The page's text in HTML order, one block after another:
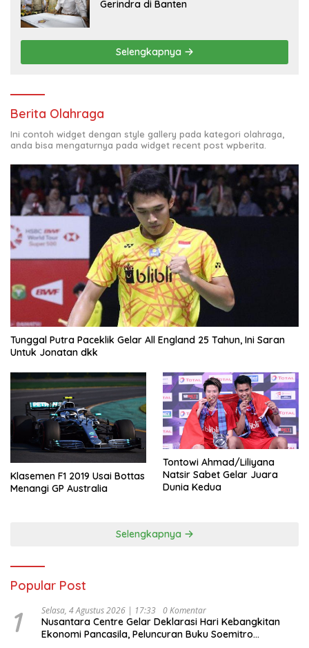
Gerindra di Banten
Selengkapnya
Berita Olahraga
Ini contoh widget dengan style gallery pada kategori olahraga,
anda bisa mengaturnya pada widget recent post wpberita.
Tunggal Putra Paceklik Gelar All England 25 Tahun, Ini Saran
Untuk Jonatan dkk
Klasemen F1 2019 Usai Bottas
Menangi GP Australia
Tontowi Ahmad/Liliyana
Natsir Sabet Gelar Juara
Dunia Kedua
Selengkapnya
Popular Post
1 Selasa, 4 Agustus 2026 | 17:33 0 Komentar
Nusantara Centre Gelar Deklarasi Hari Kebangkitan
Ekonomi Pancasila, Peluncuran Buku Soemitro